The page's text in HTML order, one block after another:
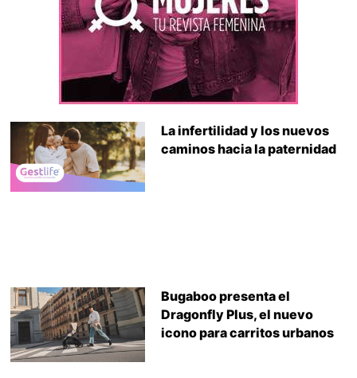
La infertilidad y los nuevos
caminos hacia la paternidad
Bugaboo presenta el
Dragonfly Plus, el nuevo
icono para carritos urbanos